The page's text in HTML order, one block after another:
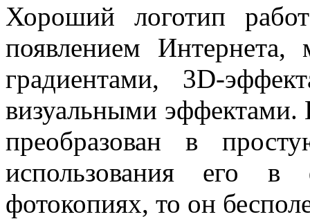
Хороший логотип
появлением
градиентами, 3D-
визуальными эффектами.
преобразован в
использования его в
фотокопиях, то он